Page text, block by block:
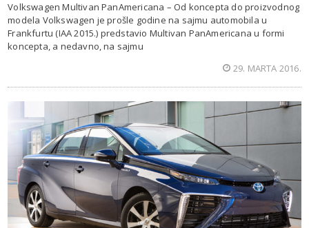
Volkswagen Multivan PanAmericana – Od koncepta do proizvodnog
modela Volkswagen je prošle godine na sajmu automobila u
Frankfurtu (IAA 2015.) predstavio Multivan PanAmericana u formi
koncepta, a nedavno, na sajmu
29. MARTA 2016.